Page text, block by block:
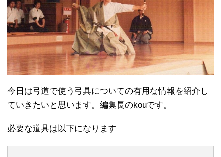
今日は弓道で使う弓具についての有用な情報を紹介し
ていきたいと思います。編集長のkouです。
必要な道具は以下になります